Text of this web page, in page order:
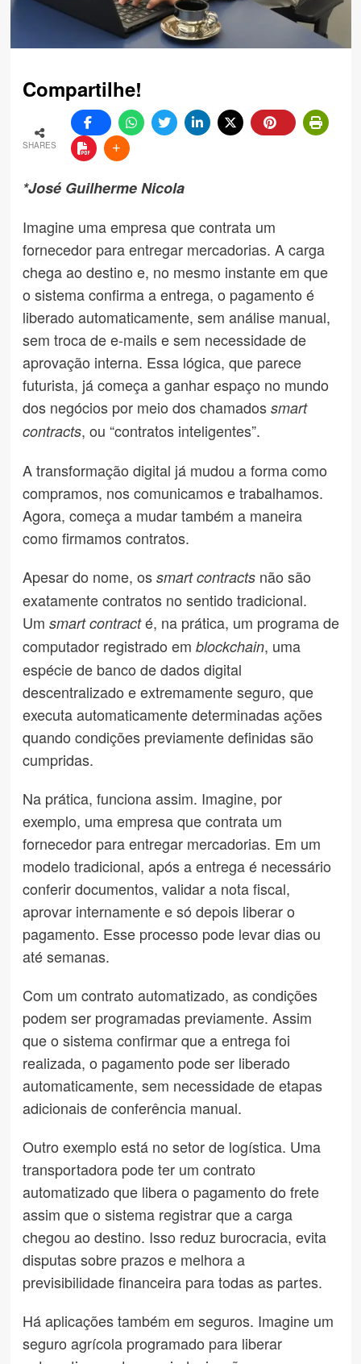
Compartilhe!
SHARES
*José Guilherme Nicola
Imagine uma empresa que contrata um
fornecedor para entregar mercadorias. A carga
chega ao destino e, no mesmo instante em que
o sistema confirma a entrega, o pagamento é
liberado automaticamente, sem análise manual,
sem troca de e-mails e sem necessidade de
aprovação interna. Essa lógica, que parece
futurista, já começa a ganhar espaço no mundo
dos negócios por meio dos chamados smart
contracts, ou “contratos inteligentes”.
A transformação digital já mudou a forma como
compramos, nos comunicamos e trabalhamos.
Agora, começa a mudar também a maneira
como firmamos contratos.
Apesar do nome, os smart contractsnão são
exatamente contratos no sentido tradicional.
Um smart contracté, na prática, um programa de
computador registrado em blockchain, uma
espécie de banco de dados digital
descentralizado e extremamente seguro, que
executa automaticamente determinadas ações
quando condições previamente definidas são
cumpridas.
Na prática, funciona assim. Imagine, por
exemplo, uma empresa que contrata um
fornecedor para entregar mercadorias. Em um
modelo tradicional, após a entrega é necessário
conferir documentos, validar a nota fiscal,
aprovar internamente e só depois liberar o
pagamento. Esse processo pode levar dias ou
até semanas.
Com um contrato automatizado, as condições
podem ser programadas previamente. Assim
que o sistema confirmar que a entrega foi
realizada, o pagamento pode ser liberado
automaticamente, sem necessidade de etapas
adicionais de conferência manual.
Outro exemplo está no setor de logística. Uma
transportadora pode ter um contrato
automatizado que libera o pagamento do frete
assim que o sistema registrar que a carga
chegou ao destino. Isso reduz burocracia, evita
disputas sobre prazos e melhora a
previsibilidade financeira para todas as partes.
Há aplicações também em seguros. Imagine um
seguro agrícola programado para liberar